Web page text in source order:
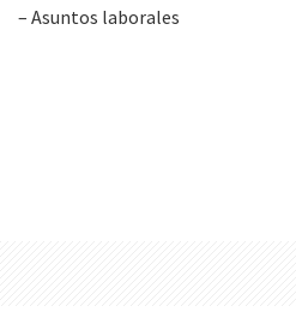
– Asuntos laborales